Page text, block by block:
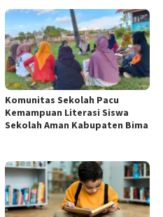
Komunitas Sekolah Pacu
Kemampuan Literasi Siswa
Sekolah Aman Kabupaten Bima